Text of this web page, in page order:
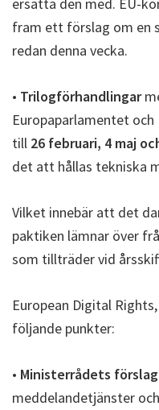
fram ett förslag om en
redan denna vecka.
• Trilogförhandlingar
Europaparlamentet
till 26 februari, 4 maj
det att hållas tekniska
Vilket innebär att det
paktiken lämnar över
som tillträder vid
European Digital
följande punkter:
• Ministerrådets
meddelandetjänster